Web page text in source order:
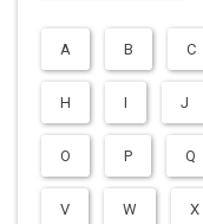
A B C
H I J
O P Q
V W X